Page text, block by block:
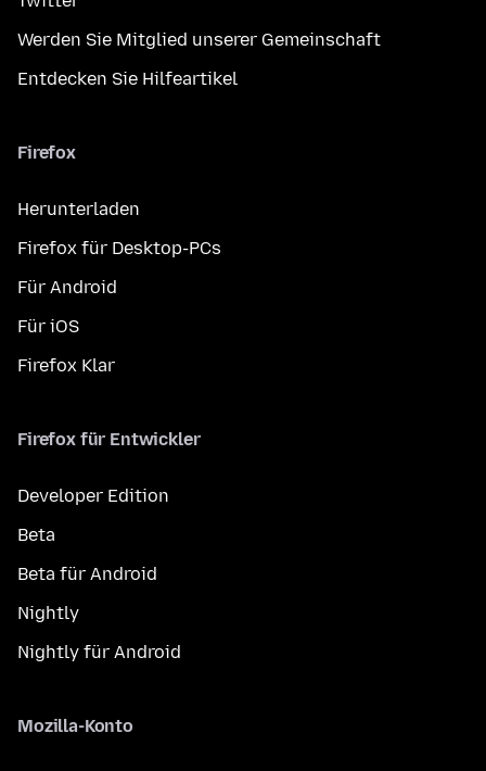
Werden Sie Mitglied unserer Gemeinschaft
Entdecken Sie Hilfeartikel
Firefox
Herunterladen
Firefox für Desktop-PCs
Für Android
Für iOS
Firefox Klar
Firefox für Entwickler
Developer Edition
Beta
Beta für Android
Nightly
Nightly für Android
Mozilla-Konto